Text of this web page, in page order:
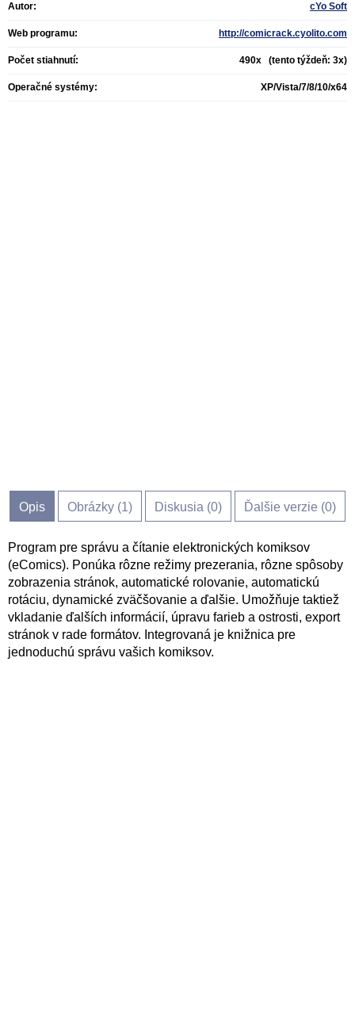
Autor: cYo Soft
Web programu: http://comicrack.cyolito.com
Počet stiahnutí: 490x (tento týždeň: 3x)
Operačné systémy: XP/Vista/7/8/10/x64
Opis Obrázky (1) Diskusia (0) Ďalšie verzie (0)
Program pre správu a čítanie elektronických komiksov
(eComics). Ponúka rôzne režimy prezerania, rôzne spôsoby
zobrazenia stránok, automatické rolovanie, automatickú
rotáciu, dynamické zväčšovanie a ďalšie. Umožňuje taktiež
vkladanie ďalších informácií, úpravu farieb a ostrosti, export
stránok v rade formátov. Integrovaná je knižnica pre
jednoduchú správu vašich komiksov.